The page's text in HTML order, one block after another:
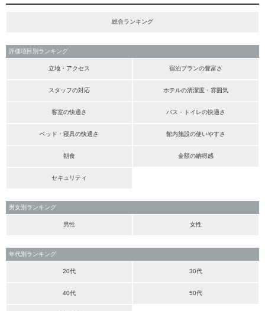
総合ランキング
評価項目別ランキング
立地・アクセス 宿泊プランの豊富さ
スタッフの対応 ホテルの清潔度・雰囲気
客室の快適さ バス・トイレの快適さ
ベッド・寝具の快適さ 館内施設の使いやすさ
朝食 金額の納得感
セキュリティ
男女別ランキング
男性 女性
年代別ランキング
20代 30代
40代 50代